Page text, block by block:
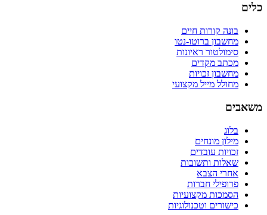
כלים
בונה קורות חיים
מחשבון ברוטו-נטו
סימולטור ראיונות
מכתב מקדים
מחשבון זכויות
מחולל מייל מקצועי
משאבים
בלוג
מילון מונחים
זכויות עובדים
שאלות ותשובות
אחרי הצבא
פרופילי חברות
הסמכות מקצועיות
כישורים וטכנולוגיות